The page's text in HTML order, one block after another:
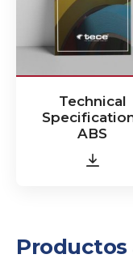
Technical
ABS
Productos